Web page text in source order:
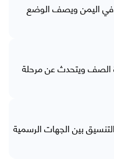
في اليمن ويصف الوضع
الصف ويتحدث عن مرحلة
بين الجهات الرسمية